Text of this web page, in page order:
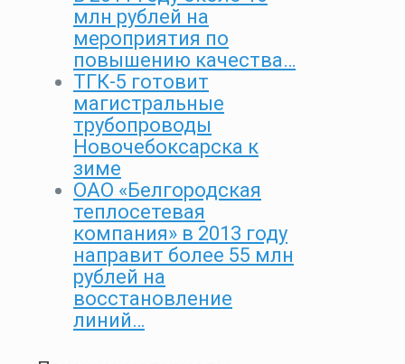
млн рублей на
мероприятия по
повышению качества…
ТГК-5 готовит
магистральные
трубопроводы
Новочебоксарска к
зиме
ОАО «Белгородская
теплосетевая
компания» в 2013 году
направит более 55 млн
рублей на
восстановление
линий…